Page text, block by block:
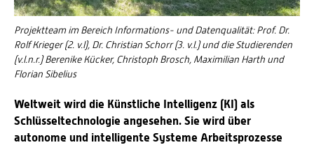
Projektteam im Bereich Informations- und Datenqualität: Prof. Dr.
Rolf Krieger (2. v.l), Dr. Christian Schorr (3. v.l.) und die Studierenden
(v.l.n.r.) Berenike Kücker, Christoph Brosch, Maximilian Harth und
Florian Sibelius
Weltweit wird die Künstliche Intelligenz (KI) als
Schlüsseltechnologie angesehen. Sie wird über
autonome und intelligente Systeme Arbeitsprozesse